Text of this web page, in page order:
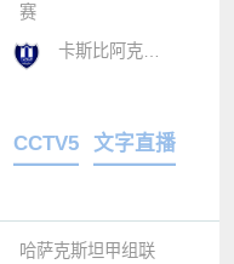
赛
CCTV5 文字直播
哈萨克斯坦甲组联